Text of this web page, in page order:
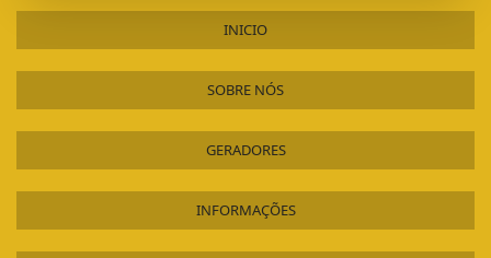
INICIO
SOBRE NÓS
GERADORES
INFORMAÇÕES